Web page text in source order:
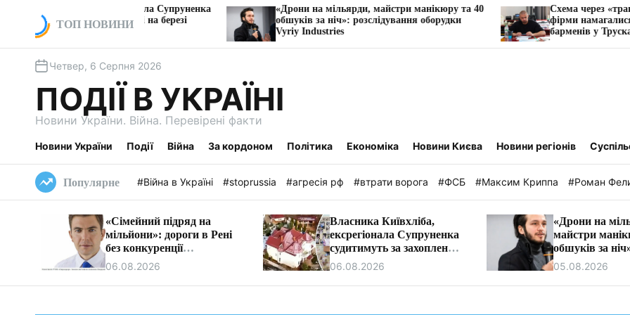
м
ТОП НОВИНИ
землі на березі
«Дрони на мільярди, майстри манікюру та 40
обшуків за ніч»: розслідування оборудки
Vyriy Industries
Схема через «транзитну» ФОП: як
фірми намагалися заблокувати
барменів у Трускавці.
Четвер, 6 Серпня 2026
ПОДІЇ В УКРАЇНІ
Новини України. Війна. Перевірені факти
Новини України Події Війна За кордоном Політика Економіка Новини Києва Новини регіонів
Популярне #Війна в Україні #stoprussia #агресія рф #втрати ворога #ФСБ #Максим Криппа #Роман
«Сімейний підряд на
мільйони»: дороги в Рені
без конкуренції
ремонтуватиме фірма
комісії Ізмаїла.
06.08.2026
Власника Київхліба,
ексрегіонала Супруненка
судитимуть за захоплення
землі на березі Дніпра
06.08.2026
«Дрони на
майстри
обшуків за
розслідування
05.08.2026